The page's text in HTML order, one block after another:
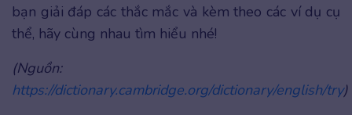
bạn giải đáp các thắc mắc và kèm theo các ví dụ cụ
thể, hãy cùng nhau tìm hiểu nhé!
(Nguồn:
https://dictionary.cambridge.org/dictionary/english/try)